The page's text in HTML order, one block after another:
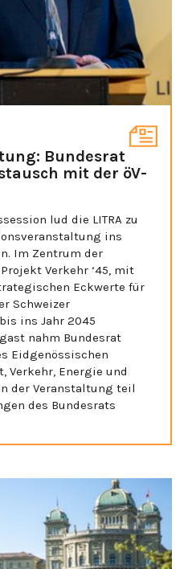
Bundesrat
mit der öV-
lud die LITRA zu
ins
Im Zentrum der
Verkehr ‘45, mit
Eckwerte für
Schweizer
ins Jahr 2045
nahm Bundesrat
Eidgenössischen
Verkehr, Energie und
der Veranstaltung teil
des Bundesrats